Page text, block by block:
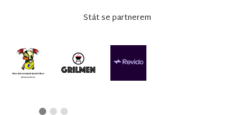
Stát se partnerem